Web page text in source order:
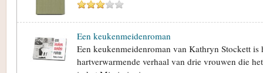
Een keukenmeidenroman
Een keukenmeidenroman van Kathryn Stockett is
hartverwarmende verhaal van drie vrouwen die